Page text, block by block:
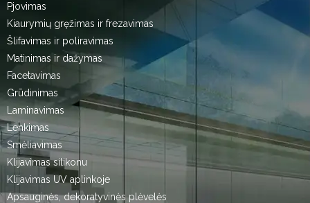
Pjovimas
Kiaurymių gręžimas ir frezavimas
Šlifavimas ir poliravimas
Matinimas ir dažymas
Facetavimas
Grūdinimas
Laminavimas
Lenkimas
Smėliavimas
Klijavimas silikonu
Klijavimas UV aplinkoje
Apsauginės, dekoratyvinės plėvelės